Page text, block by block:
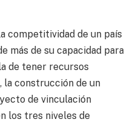
competitividad de un país
más de su capacidad para
de tener recursos
la construcción de un
de vinculación
los tres niveles de